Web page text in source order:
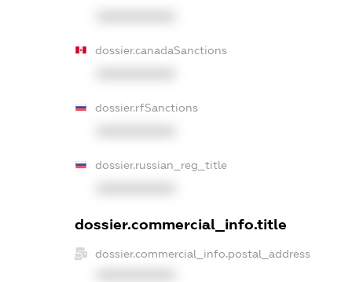
dossier.canadaSanctions
dossier.rfSanctions
dossier.russian_reg_title
dossier.commercial_info.title
dossier.commercial_info.postal_address